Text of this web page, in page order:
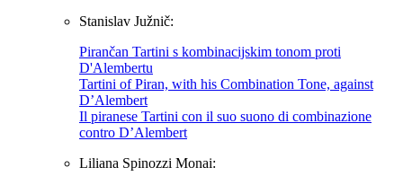
Stanislav Južnič:
Pirančan Tartini s kombinacijskim tonom proti
D'Alembertu
Tartini of Piran, with his Combination Tone, against
D’Alembert
Il piranese Tartini con il suo suono di combinazione
contro D’Alembert
Liliana Spinozzi Monai: